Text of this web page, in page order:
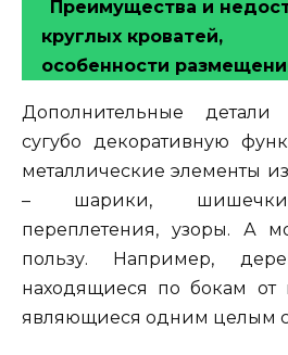
Преимущества и
круглых кроватей,
особенности
Дополнительные детали
сугубо декоративную
металлические элементы
– шарики, шишечки,
переплетения, узоры. А
пользу. Например,
находящиеся по бокам от
являющиеся одним целым